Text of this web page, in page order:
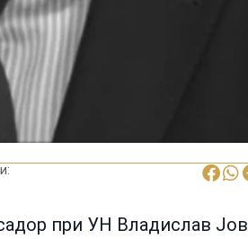
при УН Владислав